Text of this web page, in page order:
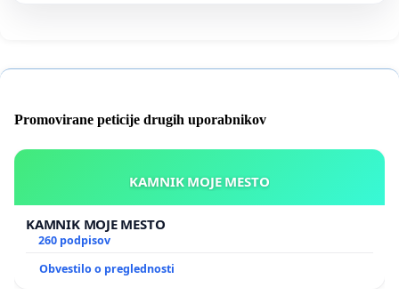
Promovirane peticije drugih uporabnikov
KAMNIK MOJE MESTO
KAMNIK MOJE MESTO
260 podpisov
Obvestilo o preglednosti